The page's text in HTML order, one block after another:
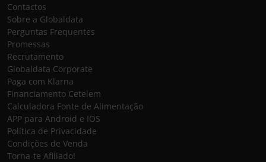
Contactos
Sobre a Globaldata
Perguntas Frequentes
Promessas
Recrutamento
Globaldata Corporate
Paga com Klarna
Financiamento Cetelem
Calculadora Fonte de Alimentação
APP para Android e IOS
Política de Privacidade
Condições de Venda
Torna-te Afiliado!